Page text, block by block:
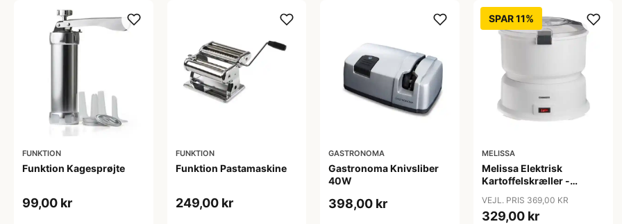
FUNKTION
Funktion Kagesprøjte
99,00 kr
FUNKTION
Funktion Pastamaskine
249,00 kr
GASTRONOMA
Gastronoma Knivsliber
40W
398,00 kr
SPAR 11%
MELISSA
Melissa Elektrisk
Kartoffelskræller -
VEJL. PRIS 369,00 KR
329,00 kr